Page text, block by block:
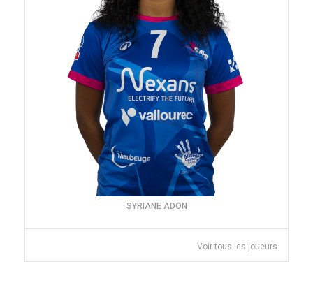
SYRIANE ADON
Voir tous les joueurs